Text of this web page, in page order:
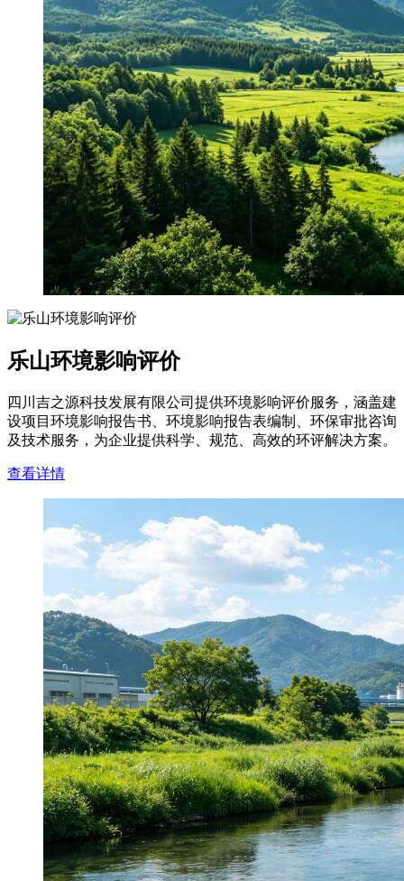
乐山环境影响评价
四川吉之源科技发展有限公司提供环境影响评价服务，涵盖建
设项目环境影响报告书、环境影响报告表编制、环保审批咨询
及技术服务，为企业提供科学、规范、高效的环评解决方案。
查看详情